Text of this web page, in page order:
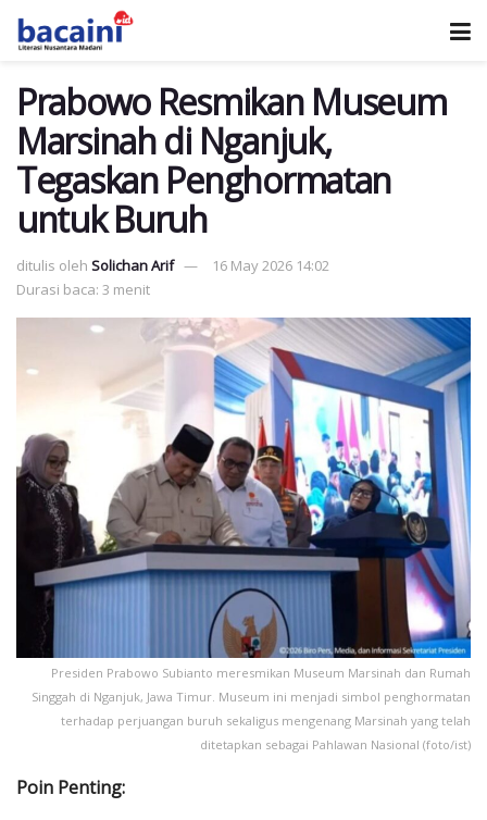
Prabowo Resmikan Museum
Marsinah di Nganjuk,
Tegaskan Penghormatan
untuk Buruh
ditulis oleh Solichan Arif
16 May 2026 14:02
Durasi baca: 3 menit
Presiden Prabowo Subianto meresmikan Museum Marsinah dan Rumah
Singgah di Nganjuk, Jawa Timur. Museum ini menjadi simbol penghormatan
terhadap perjuangan buruh sekaligus mengenang Marsinah yang telah
ditetapkan sebagai Pahlawan Nasional (foto/ist)
Poin Penting: